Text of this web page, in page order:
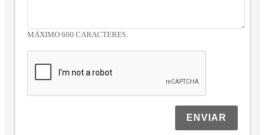
MÁXIMO 600 CARACTERES.
ENVIAR